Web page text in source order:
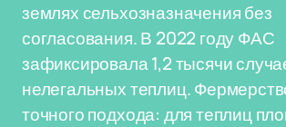
землях сельхозназначения без
согласования. В 2022 году ФАС
зафиксировала 1,2 тысячи
нелегальных теплиц.
точного подхода: для теплиц